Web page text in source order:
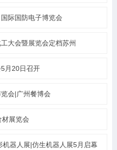
规模与影响力的行业盛会，我们
、开拓华南及全球市场的核心桥
与行业领军者对话，把握政策红
商机。
际国防电子博览会
大会暨展览会定档苏州
月20日召开
会|广州餐博会
展览会
器人展|仿生机器人展5月启幕